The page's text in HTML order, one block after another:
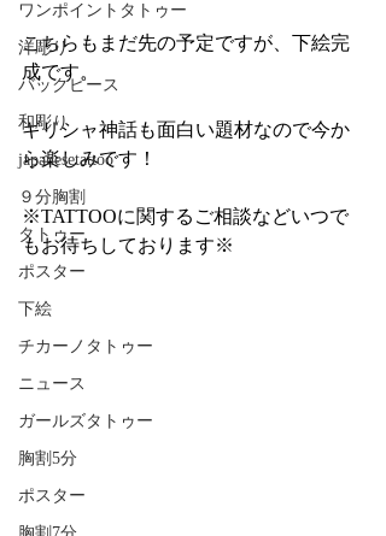
ワンポイントタトゥー
洋彫り
バックピース
和彫り
japanesetattoo
９分胸割
タトゥー
ポスター
下絵
チカーノタトゥー
ニュース
ガールズタトゥー
胸割5分
ポスター
こちらもまだ先の予定ですが、下絵完
成です。
ギリシャ神話も面白い題材なので今か
ら楽しみです！
※TATTOOに関するご相談などいつで
もお待ちしております※